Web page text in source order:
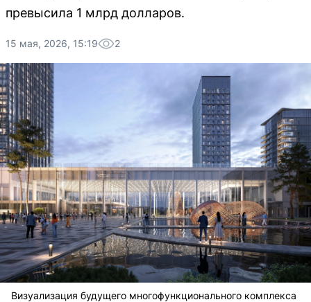
превысила 1 млрд долларов.
15 мая, 2026, 15:19 2
Визуализация будущего многофункционального комплекса